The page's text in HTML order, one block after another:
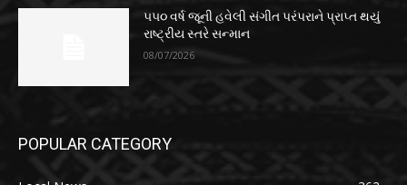
૫૫૦ વર્ષ જૂની હવેલી સંગીત પરંપરાને પ્રાપ્ત થયું
રાષ્ટ્રીય સ્તરે સન્માન
08/07/2026
POPULAR CATEGORY